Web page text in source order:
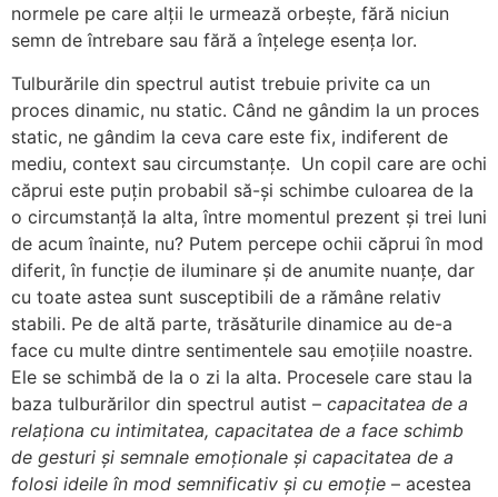
normele pe care alții le urmează orbește, fără niciun
semn de întrebare sau fără a înțelege esența lor.
Tulburările din spectrul autist trebuie privite ca un
proces dinamic, nu static. Când ne gândim la un proces
static, ne gândim la ceva care este fix, indiferent de
mediu, context sau circumstanțe. Un copil care are ochi
căprui este puțin probabil să-și schimbe culoarea de la
o circumstanță la alta, între momentul prezent și trei luni
de acum înainte, nu? Putem percepe ochii căprui în mod
diferit, în funcție de iluminare și de anumite nuanțe, dar
cu toate astea sunt susceptibili de a rămâne relativ
stabili. Pe de altă parte, trăsăturile dinamice au de-a
face cu multe dintre sentimentele sau emoțiile noastre.
Ele se schimbă de la o zi la alta. Procesele care stau la
baza tulburărilor din spectrul autist – capacitatea de a
relaționa cu intimitatea, capacitatea de a face schimb
de gesturi și semnale emoționale și capacitatea de a
folosi ideile în mod semnificativ și cu emoție – acestea